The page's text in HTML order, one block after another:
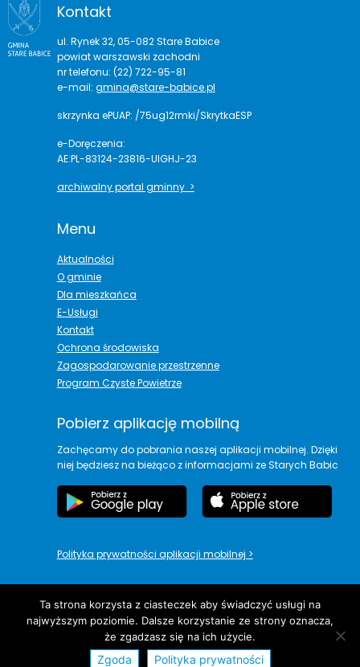
Kontakt
ul. Rynek 32, 05-082 Stare Babice
powiat warszawski zachodni
nr telefonu: (22) 722-95-81
e-mail: gmina@stare-babice.pl
skrzynka ePUAP: /75ug12rmki/SkrytkaESP
e-Doręczenia:
AE:PL-83124-23816-UIGHJ-23
archiwalny portal gminny >
Menu
Aktualności
O gminie
Dla mieszkańca
E-Usługi
Kontakt
Ochrona środowiska
Zagospodarowanie przestrzenne
Program Czyste Powietrze
Pobierz aplikację mobilną
Zachęcamy do pobrania naszej aplikacji mobilnej. Dzięki
niej będziesz na bieżąco z informacjami ze Starych Babic
Polityka prywatności aplikacji mobilnej >
copyright© Urząd Gminy Stare Babice
Ta strona korzysta z ciasteczek aby świadczyć usługi na
najwyższym poziomie. Dalsze korzystanie ze strony oznacza,
że zgadzasz się na ich użycie.
Zgoda Polityka prywatności